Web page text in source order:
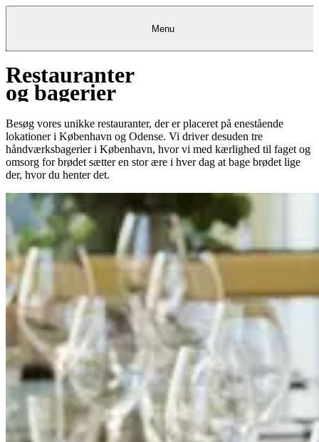
Kantine
Kantine
FrokostordningFrokostordning
CateringCatering &
& Teambuilding
OpskrifterOpskrifterOpskrifter
Restauranter Restauranter
Bagerier
FoodserviceFoodservice
ProjekterProjekter&&rådgivningrådgivningProjekter &
rådgivning
Eventkalender EventkalenderEventkalender
Køb gavekort
KundeserviceKundeservice
Menu
Restauranter
og bagerier
Besøg vores unikke restauranter, der er placeret på enestående
lokationer i København og Odense. Vi driver desuden tre
håndværksbagerier i København, hvor vi med kærlighed til faget og
omsorg for brødet sætter en stor ære i hver dag at bage brødet lige
der, hvor du henter det.